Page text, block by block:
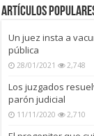
Artículos
Un juez insta a
pública
28/01/2021 2,748
Los juzgados
parón judicial
11/11/2020 2,710